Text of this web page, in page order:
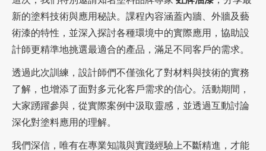
加盟徵才
新的塗料技術與應用秘訣。課程內容涵蓋內牆、外牆及藝
術漆的特性，並深入探討各種環境中的實際應用，協助設
計師更精準地挑選最適合的產品，滿足不同客戶的需求。
透過此次訓練，設計師們不僅強化了對材料與技術的實務
了解，也增添了面對多元化客戶需求的信心。活動期間，
大家踴躍參與，從實際案例中汲取靈感，並透過互動討論
深化對塗料應用的理解。
我們深信，唯有在專業知識與實踐經驗上不斷精進，才能